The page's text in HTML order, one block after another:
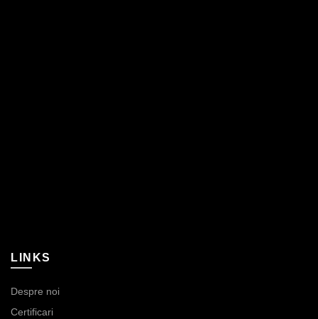
LINKS
Despre noi
Certificari